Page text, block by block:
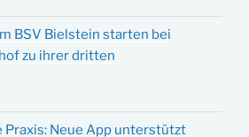
BSV Bielstein starten bei
zu ihrer dritten
Praxis: Neue App unterstützt